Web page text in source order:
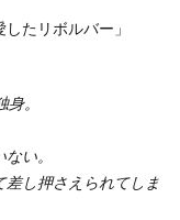
たリボルバー」
。
い。
し押さえられてしま